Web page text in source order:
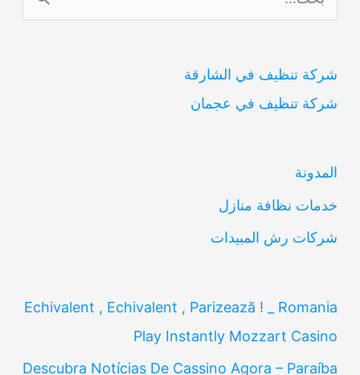
ل
ح
ث
ن
شركة تنظيف في الشارقة
شركة تنظيف في عجمان
المدونة
خدمات نظافة منازل
شركات رش المبيدات
Echivalent , Echivalent , Parizează ! _ Romania
Play Instantly Mozzart Casino
Descubra Notícias De Cassino Agora – Paraíba